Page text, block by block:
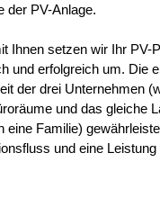
der PV-Anlage.
Ihnen setzen wir Ihr PV-
und erfolgreich um. Die
der drei Unternehmen
und das gleiche
eine Familie)
und eine Leistung